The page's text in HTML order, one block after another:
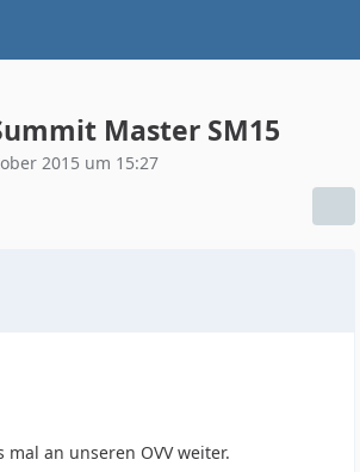
Master SM15
2015 um 15:27
an unseren OVV weiter.